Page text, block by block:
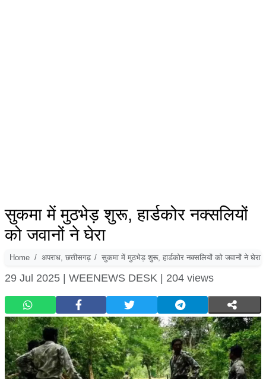
सुकमा में मुठभेड़ शुरू, हार्डकोर नक्सलियों
को जवानों ने घेरा
Home अपराध, छत्तीसगढ़ सुकमा में मुठभेड़ शुरू, हार्डकोर नक्सलियों को जवानों ने घेरा
29 Jul 2025 | WEENEWS DESK | 204 views